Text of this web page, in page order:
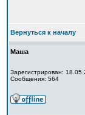
Вернуться к началу
Маша
Зарегистрирован:
Сообщения: 564